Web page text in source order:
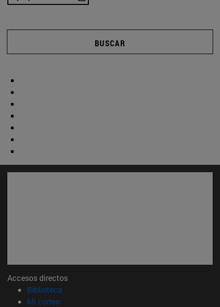
BUSCAR
Accesos directos
Biblioteca
Mi correo(abre en nueva ventana)